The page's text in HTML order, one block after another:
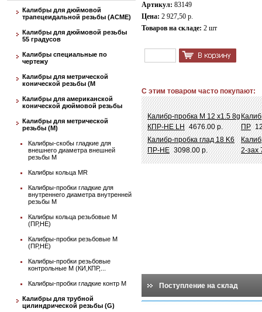
Калибры для дюймовой
трапецеидальной резьбы (АСМЕ)
Калибры для дюймовой резьбы
55 градусов
Калибры специальные по
чертежу
Калибры для метрической
конической резьбы (М
Калибры для американской
конической дюймовой резьбы
Калибры для метрической
резьбы (М)
Калибры-скобы гладкие для
внешнего диаметра внешней
резьбы М
Калибры кольца MR
Калибры-пробки гладкие для
внутреннего диаметра внутренней
резьбы М
Калибры кольца резьбовые М
(ПР,НЕ)
Калибры-пробки резьбовые М
(ПР,НЕ)
Калибры-пробки резьбовые
контрольные М (КИ,КПР,...
Калибры-пробки гладкие контр М
Калибры для трубной
цилиндрической резьбы (G)
Артикул: 83149
Цена: 2 927,50 р.
Товаров на складе: 2 шт
С этим товаром часто покупают:
Калибр-пробка М 12 х1.5 8g
КПР-НЕ LH 4676.00 р.
ПР
Калибр-пробка глад 18 K6
ПР-НЕ 3098.00 р.
2-зах
Поступление на склад